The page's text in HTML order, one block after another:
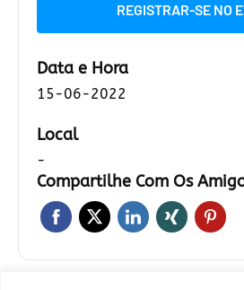
REGISTRAR-SE NO
Data e Hora
15-06-2022
Local
-
Compartilhe Com Os